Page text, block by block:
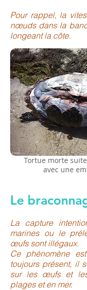
Pour rappel, la
nœuds dans la
longeant la côte.
Tortue morte
avec une
Le
La capture
marines ou le
œufs sont illégaux.
Ce phénomène
toujours présent, il
sur les œufs et
plages et en mer.